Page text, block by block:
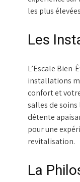
les plus
Les
L’Escale
installations
confort et
salles de soins
détente
pour une
revitalisation.
La